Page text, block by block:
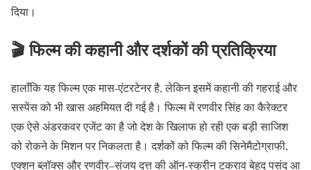
दिया।
🎬 फिल्म की कहानी और दर्शकों की प्रतिक्रिया
हालाँकि यह फिल्म एक मास-एंटरटेनर है, लेकिन इसमें कहानी की गहराई और
सस्पेंस को भी खास अहमियत दी गई है। फिल्म में रणवीर सिंह का कैरेक्टर
एक ऐसे अंडरकवर एजेंट का है जो देश के खिलाफ हो रही एक बड़ी साजिश
को रोकने के मिशन पर निकलता है। दर्शकों को फिल्म की सिनेमैटोग्राफी,
एक्शन ब्लॉक्स और रणवीर–संजय दत्त की ऑन-स्क्रीन टकराव बेहद पसंद आ